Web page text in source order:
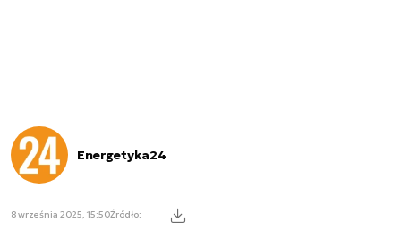
Energetyka24
8 września 2025, 15:50Źródło: